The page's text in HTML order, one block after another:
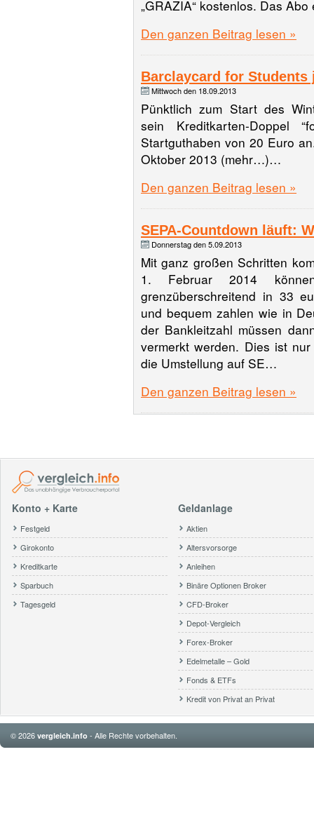
„GRAZIA“ kostenlos. Das
Den ganzen Beitrag lesen »
Barclaycard for
Mittwoch den 18.09.2013
Pünktlich zum Start des
sein Kreditkarten-Doppel
Startguthaben von 20 Euro
Oktober 2013 (mehr…)…
Den ganzen Beitrag lesen »
SEPA-Countdown läuft:
Donnerstag den 5.09.2013
Mit ganz großen Schritten
1. Februar 2014
grenzüberschreitend in 33
und bequem zahlen wie in
der Bankleitzahl müssen
vermerkt werden. Dies ist
die Umstellung auf SE…
Den ganzen Beitrag lesen »
Konto + Karte
Festgeld
Girokonto
Kreditkarte
Sparbuch
Tagesgeld
Geldanlage
Aktien
Altersvorsorge
Anleihen
Binäre Optionen Broker
CFD-Broker
Depot-Vergleich
Forex-Broker
Edelmetalle – Gold
Fonds & ETFs
Kredit von Privat an Privat
© 2026 vergleich.info - Alle Rechte vorbehalten.